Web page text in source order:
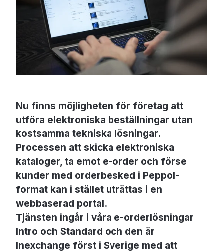
Nu finns möjligheten för företag att
utföra elektroniska beställningar utan
kostsamma tekniska lösningar.
Processen att skicka elektroniska
kataloger, ta emot e-order och förse
kunder med orderbesked i Peppol-
format kan i stället uträttas i en
webbaserad portal.
Tjänsten ingår i våra e-orderlösningar
Intro och Standard och den är
Inexchange först i Sverige med att